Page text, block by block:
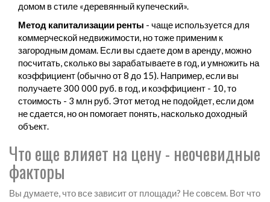
домом в стиле «деревянный купеческий».
Метод капитализации ренты - чаще используется для
коммерческой недвижимости, но тоже применим к
загородным домам. Если вы сдаете дом в аренду, можно
посчитать, сколько вы зарабатываете в год, и умножить на
коэффициент (обычно от 8 до 15). Например, если вы
получаете 300 000 руб. в год, и коэффициент - 10, то
стоимость - 3 млн руб. Этот метод не подойдет, если дом
не сдается, но он помогает понять, насколько доходный
объект.
Что еще влияет на цену - неочевидные
факторы
Вы думаете, что все зависит от площади? Не совсем. Вот что